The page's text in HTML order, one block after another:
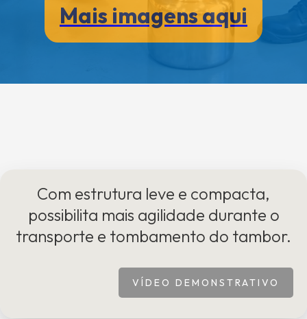
Mais imagens aqui
Com estrutura leve e compacta,
possibilita mais agilidade durante o
transporte e tombamento do tambor.
VÍDEO DEMONSTRATIVO